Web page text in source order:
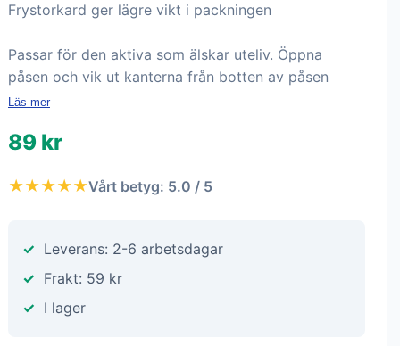
Frystorkard ger lägre vikt i packningen
Passar för den aktiva som älskar uteliv. Öppna
påsen och vik ut kanterna från botten av påsen
Läs mer
89 kr
★★★★★Vårt betyg: 5.0 / 5
Leverans: 2-6 arbetsdagar
Frakt: 59 kr
I lager